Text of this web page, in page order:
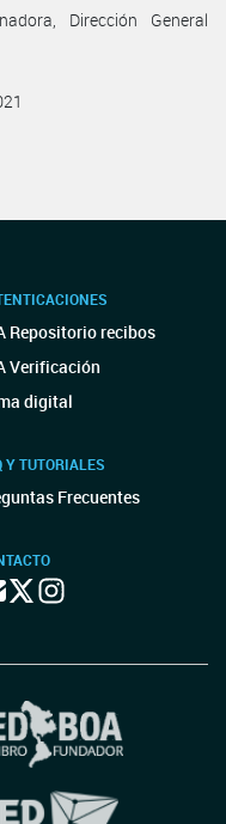
Dirección General
Repositorio recibos
Verificación
digital
Y TUTORIALES
Frecuentes